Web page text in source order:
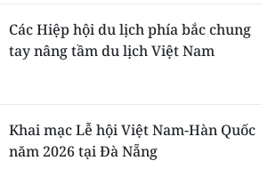
Các Hiệp hội du lịch phía bắc chung
tay nâng tầm du lịch Việt Nam
Khai mạc Lễ hội Việt Nam-Hàn Quốc
năm 2026 tại Đà Nẵng